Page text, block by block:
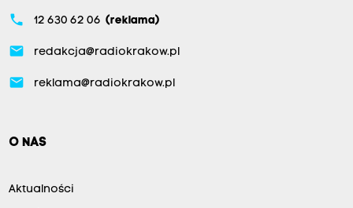
phone 12 630 62 06 (reklama)
email redakcja@radiokrakow.pl
email reklama@radiokrakow.pl
O NAS
Aktualności